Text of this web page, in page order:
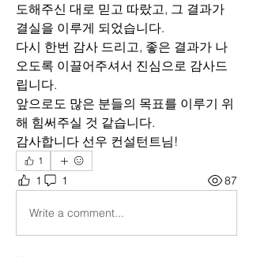
도해주신 대로 믿고 따랐고, 그 결과가
결실을 이루게 되었습니다.
다시 한번 감사 드리고, 좋은 결과가 나
오도록 이끌어주셔서 진심으로 감사드
립니다.
앞으로도 많은 분들의 목표를 이루기 위
해 힘써주실 것 같습니다.
감사합니다 선우 컨설턴트님!
1
1 1 87
Write a comment...